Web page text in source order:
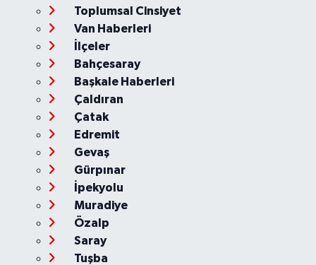
Toplumsal Cinsiyet
Van Haberleri
İlçeler
Bahçesaray
Başkale Haberleri
Çaldıran
Çatak
Edremit
Gevaş
Gürpınar
İpekyolu
Muradiye
Özalp
Saray
Tuşba